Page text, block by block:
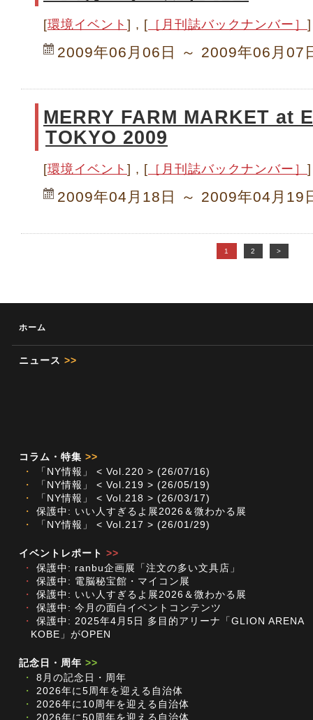
[環境イベント ] , [ ［月刊誌バックナンバー］ ]
2009年06月06日 ～ 2009年06月07
MERRY FARM MARKET at
TOKYO 2009
[環境イベント ] , [ ［月刊誌バックナンバー］ ]
2009年04月18日 ～ 2009年04月19
1 2 >
ホーム
ニュース >>
コラム・特集 >>
・
「NY情報」 < Vol.220 > (26/07/16)
・
「NY情報」 < Vol.219 > (26/05/19)
・
「NY情報」 < Vol.218 > (26/03/17)
・
保護中: いい人すぎるよ展2026＆微わかる展
・
「NY情報」 < Vol.217 > (26/01/29)
イベントレポート >>
・
保護中: ranbu企画展「注文の多い文具店」
・
保護中: 電脳秘宝館・マイコン展
・
保護中: いい人すぎるよ展2026＆微わかる展
・
保護中: 今月の面白イベントコンテンツ
・
保護中: 2025年4月5日 多目的アリーナ「GLION ARENA
KOBE」がOPEN
記念日・周年 >>
・
8月の記念日・周年
・
2026年に5周年を迎える自治体
・
2026年に10周年を迎える自治体
・
2026年に50周年を迎える自治体